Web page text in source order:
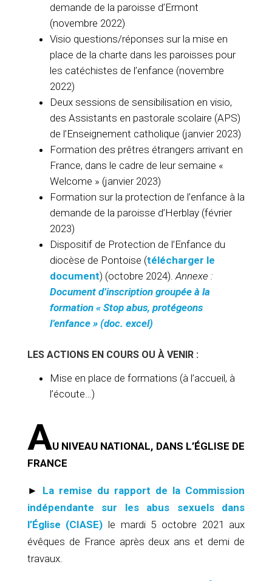
demande de la paroisse d’Ermont
(novembre 2022)
Visio questions/réponses sur la mise en
place de la charte dans les paroisses pour
les catéchistes de l’enfance (novembre
2022)
Deux sessions de sensibilisation en visio,
des Assistants en pastorale scolaire (APS)
de l’Enseignement catholique (janvier 2023)
Formation des prêtres étrangers arrivant en
France, dans le cadre de leur semaine «
Welcome » (janvier 2023)
Formation sur la protection de l’enfance à la
demande de la paroisse d’Herblay (février
2023)
Dispositif de Protection de l’Enfance du
diocèse de Pontoise (télécharger le
document) (octobre 2024). Annexe :
Document d’inscription groupée à la
formation « Stop abus, protégeons
l’enfance » (doc. excel)
LES ACTIONS EN COURS OU À VENIR :
Mise en place de formations (à l’accueil, à
l’écoute…)
AU NIVEAU NATIONAL, DANS L’ÉGLISE DE
FRANCE
► La remise du rapport de la Commission
indépendante sur les abus sexuels dans
l’Église (CIASE) le mardi 5 octobre 2021 aux
évêques de France après deux ans et demi de
travaux.